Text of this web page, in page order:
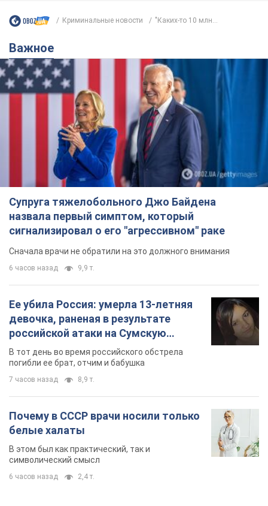
Криминальные новости "Каких-то 10 млн...
Важное
Супруга тяжелобольного Джо Байдена
назвала первый симптом, который
сигнализировал о его "агрессивном" раке
Сначала врачи не обратили на это должного внимания
6 часов назад 9,9 т.
Ее убила Россия: умерла 13-летняя
девочка, раненая в результате
российской атаки на Сумскую
область. Фото
В тот день во время российского обстрела
погибли ее брат, отчим и бабушка
7 часов назад 8,9 т.
Почему в СССР врачи носили только
белые халаты
В этом был как практический, так и
символический смысл
6 часов назад 2,4 т.